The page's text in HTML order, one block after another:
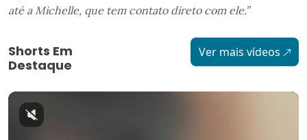
até a Michelle, que tem contato direto com ele.”
Shorts Em
Destaque
Ver mais vídeos